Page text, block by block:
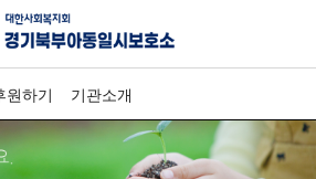
원하기 기관소개